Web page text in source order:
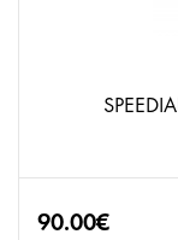
90.00€